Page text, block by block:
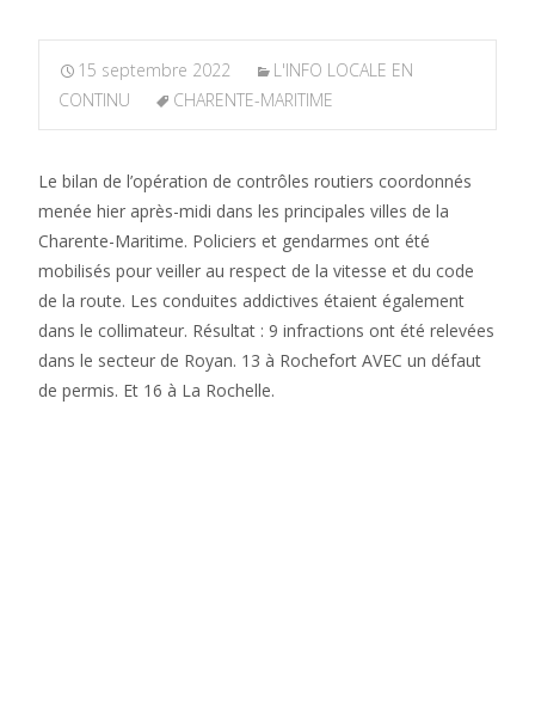
15 septembre 2022
L'INFO LOCALE EN
CONTINU
CHARENTE-MARITIME
Le bilan de l’opération de contrôles routiers coordonnés
menée hier après-midi dans les principales villes de la
Charente-Maritime. Policiers et gendarmes ont été
mobilisés pour veiller au respect de la vitesse et du code
de la route. Les conduites addictives étaient également
dans le collimateur. Résultat : 9 infractions ont été relevées
dans le secteur de Royan. 13 à Rochefort AVEC un défaut
de permis. Et 16 à La Rochelle.